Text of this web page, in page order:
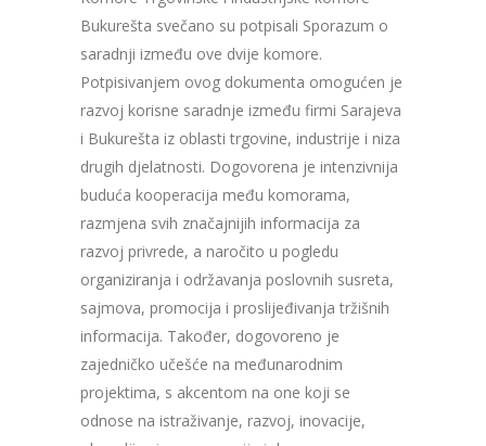
Bukurešta svečano su potpisali Sporazum o
saradnji između ove dvije komore.
Potpisivanjem ovog dokumenta omogućen je
razvoj korisne saradnje između firmi Sarajeva
i Bukurešta iz oblasti trgovine, industrije i niza
drugih djelatnosti. Dogovorena je intenzivnija
buduća kooperacija među komorama,
razmjena svih značajnijih informacija za
razvoj privrede, a naročito u pogledu
organiziranja i održavanja poslovnih susreta,
sajmova, promocija i proslijeđivanja tržišnih
informacija. Također, dogovoreno je
zajedničko učešće na međunarodnim
projektima, s akcentom na one koji se
odnose na istraživanje, razvoj, inovacije,